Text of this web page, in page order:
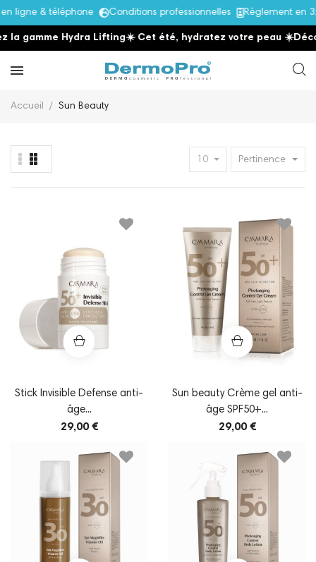
ligne & téléphone Conditions professionnelles Règlement en
gamme Hydra Lifting☀️ Cet été, hydratez votre peau ☀️
Accueil Sun Beauty
10 Pertinence
Stick Invisible Defense anti-
âge...
29,00 €
Sun beauty Crème gel anti-
âge SPF50+...
29,00 €